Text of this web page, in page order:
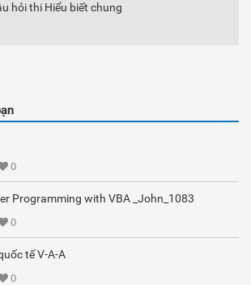
hỏi thi Hiểu biết chung
0
Programming with VBA _John_1083
0
tế V-A-A
0